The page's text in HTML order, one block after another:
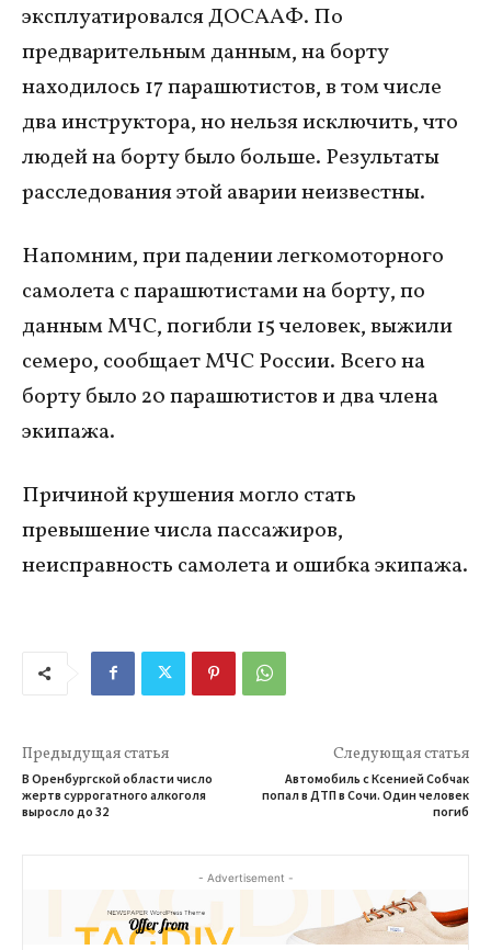
эксплуатировался ДОСААФ. По
предварительным данным, на борту
находилось 17 парашютистов, в том числе
два инструктора, но нельзя исключить, что
людей на борту было больше. Результаты
расследования этой аварии неизвестны.
Напомним, при падении легкомоторного
самолета с парашютистами на борту, по
данным МЧС, погибли 15 человек, выжили
семеро, сообщает МЧС России. Всего на
борту было 20 парашютистов и два члена
экипажа.
Причиной крушения могло стать
превышение числа пассажиров,
неисправность самолета и ошибка экипажа.
Предыдущая статья
В Оренбургской области число
жертв суррогатного алкоголя
выросло до 32
Следующая статья
Автомобиль с Ксенией Собчак
попал в ДТП в Сочи. Один человек
погиб
- Advertisement -